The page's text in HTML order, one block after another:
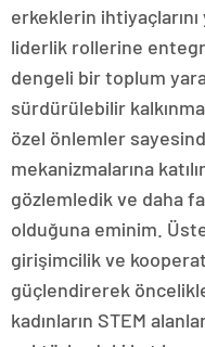
erkeklerin ihtiyaçlarını
liderlik rollerine
dengeli bir toplum
sürdürülebilir
özel önlemler
mekanizmalarına
gözlemledik ve daha
olduğuna eminim.
girişimcilik ve
güçlendirerek
kadınların STEM